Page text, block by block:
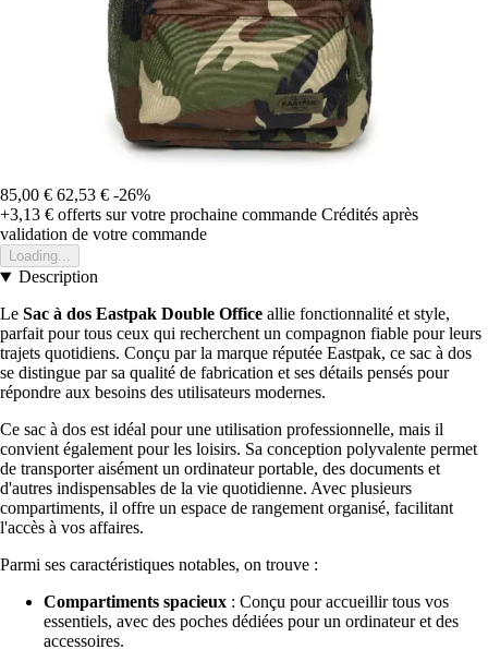
85,00 € 62,53 € -26%
+3,13 € offerts sur votre prochaine commande Crédités après
validation de votre commande
Loading...
Description
Le Sac à dos Eastpak Double Office allie fonctionnalité et style,
parfait pour tous ceux qui recherchent un compagnon fiable pour leurs
trajets quotidiens. Conçu par la marque réputée Eastpak, ce sac à dos
se distingue par sa qualité de fabrication et ses détails pensés pour
répondre aux besoins des utilisateurs modernes.
Ce sac à dos est idéal pour une utilisation professionnelle, mais il
convient également pour les loisirs. Sa conception polyvalente permet
de transporter aisément un ordinateur portable, des documents et
d'autres indispensables de la vie quotidienne. Avec plusieurs
compartiments, il offre un espace de rangement organisé, facilitant
l'accès à vos affaires.
Parmi ses caractéristiques notables, on trouve :
Compartiments spacieux : Conçu pour accueillir tous vos
essentiels, avec des poches dédiées pour un ordinateur et des
accessoires.